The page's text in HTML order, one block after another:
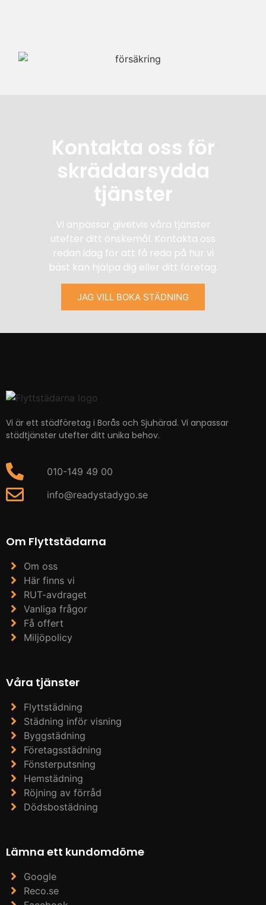
Kontakta oss för
skräddarsydda
tjänster
Vi anpassar givetvis våra tjänster
utefter ditt önskemål. Kontakta oss
redan idag för att få reda på hur vi
bäst kan hjälpa dig eller ditt företag.
JAG VILL BOKA STÄDNING
Vi är ett städföretag i Borås och Sjuhärad. Vi anpassar
städtjänster utefter ditt unika behov.
010-149 49 00
info@readystadygo.se
Om Flyttstädarna
Om oss
Här finns vi
RUT-avdraget
Vanliga frågor
Få offert
Miljöpolicy
Våra tjänster
Flyttstädning
Städning inför visning
Byggstädning
Företagsstädning
Fönsterputsning
Hemstädning
Röjning av förråd
Dödsbostädning
Lämna ett kundomdöme
Google
Reco.se